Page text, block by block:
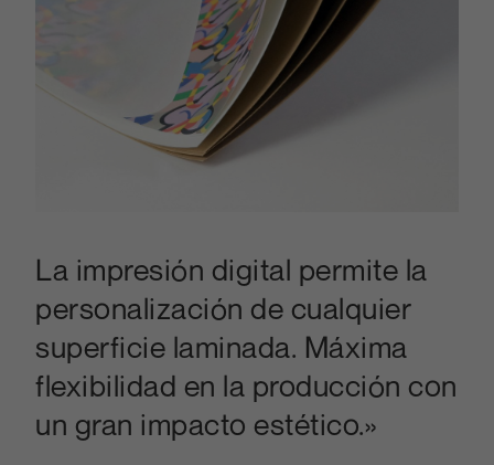
La impresión digital permite la
personalización de cualquier
superficie laminada. Máxima
flexibilidad en la producción con
un gran impacto estético.»